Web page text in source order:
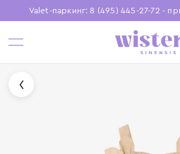
Valet-паркинг: 8 (495) 445-27-72 -
Бесплатная доставка при
Установите приложение, чтобы